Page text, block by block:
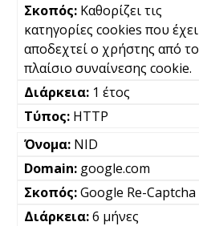
Καθορίζει τις
κατηγορίες cookies που έχει
αποδεχτεί ο χρήστης από το
πλαίσιο συναίνεσης cookie.
1 έτος
HTTP
NID
google.com
Google Re-Captcha
6 μήνες